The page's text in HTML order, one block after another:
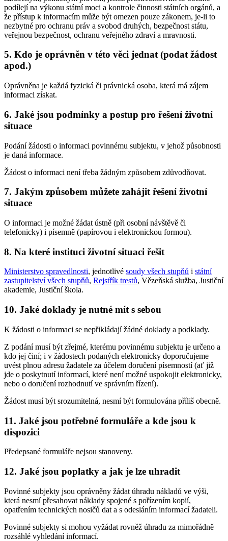
podílejí na výkonu státní moci a kontrole činnosti státních orgánů, a
že přístup k informacím může být omezen pouze zákonem, je-li to
nezbytné pro ochranu práv a svobod druhých, bezpečnost státu,
veřejnou bezpečnost, ochranu veřejného zdraví a mravnosti.
5. Kdo je oprávněn v této věci jednat (podat žádost
apod.)
Oprávněna je každá fyzická či právnická osoba, která má zájem
informaci získat.
6. Jaké jsou podmínky a postup pro řešení životní
situace
Podání žádosti o informaci povinnému subjektu, v jehož působnosti
je daná informace.
Žádost o informaci není třeba žádným způsobem zdůvodňovat.
7. Jakým způsobem můžete zahájit řešení životní
situace
O informaci je možné žádat ústně (při osobní návštěvě či
telefonicky) i písemně (papírovou i elektronickou formou).
8. Na které instituci životní situaci řešit
Ministerstvo spravedlnosti, jednotlivé soudy všech stupňů i státní
zastupitelství všech stupňů, Rejstřík trestů, Vězeňská služba, Justiční
akademie, Justiční škola.
10. Jaké doklady je nutné mít s sebou
K žádosti o informaci se nepřikládají žádné doklady a podklady.
Z podání musí být zřejmé, kterému povinnému subjektu je určeno a
kdo jej činí; i v žádostech podaných elektronicky doporučujeme
uvést plnou adresu žadatele za účelem doručení písemností (ať již
jde o poskytnutí informací, které není možné uspokojit elektronicky,
nebo o doručení rozhodnutí ve správním řízení).
Žádost musí být srozumitelná, nesmí být formulována příliš obecně.
11. Jaké jsou potřebné formuláře a kde jsou k
dispozici
Předepsané formuláře nejsou stanoveny.
12. Jaké jsou poplatky a jak je lze uhradit
Povinné subjekty jsou oprávněny žádat úhradu nákladů ve výši,
která nesmí přesahovat náklady spojené s pořízením kopií,
opatřením technických nosičů dat a s odesláním informací žadateli.
Povinné subjekty si mohou vyžádat rovněž úhradu za mimořádně
rozsáhlé vyhledání informací.